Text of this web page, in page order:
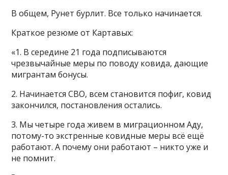
В общем, Рунет бурлит. Все только начинается.
Краткое резюме от Картавых:
«1. В середине 21 года подписываются
чрезвычайные меры по поводу ковида, дающие
мигрантам бонусы.
2. Начинается СВО, всем становится пофиг, ковид
закончился, постановления остались.
3. Мы четыре года живем в миграционном Аду,
потому-то экстренные ковидные меры всё ещё
работают. А почему они работают – никто уже и
не помнит.